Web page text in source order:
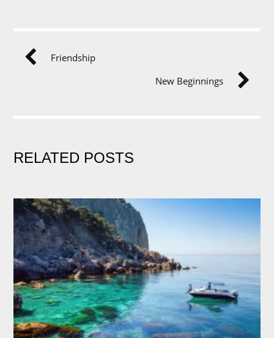
Friendship
New Beginnings
RELATED POSTS